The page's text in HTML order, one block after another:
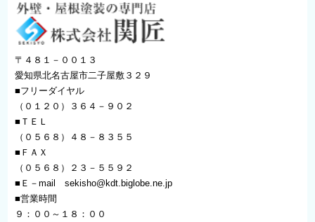
〒４８１－００１３
愛知県北名古屋市二子屋敷３２９
■フリーダイヤル
（０１２０）３６４－９０２
■ＴＥＬ
（０５６８）４８－８３５５
■ＦＡＸ
（０５６８）２３－５５９２
■Ｅ－mailsekisho@kdt.biglobe.ne.jp
■営業時間
９：００～１８：００